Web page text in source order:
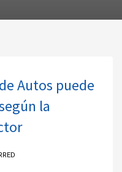
Autos puede
la